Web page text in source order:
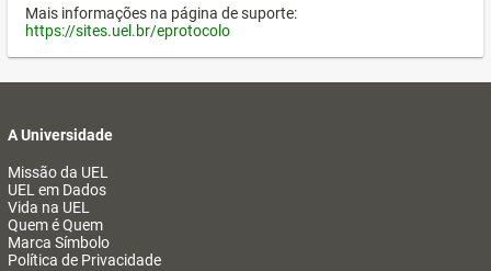
Mais informações na página de suporte:
https://sites.uel.br/eprotocolo
A Universidade
Missão da UEL
UEL em Dados
Vida na UEL
Quem é Quem
Marca Símbolo
Política de Privacidade